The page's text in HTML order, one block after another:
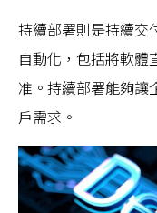
持續部署則是持續交
自動化，包括將軟體
准。持續部署能夠讓
戶需求。